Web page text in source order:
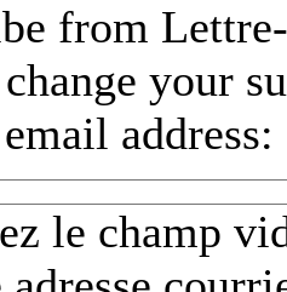
from
your
address:
le champ